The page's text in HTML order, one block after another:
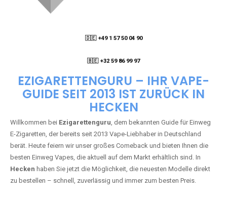
🇩🇪 +49 1 57 50 04 90
05
🇧🇪 +32 59 86 99 97
EZIGARETTENGURU – IHR VAPE-
GUIDE SEIT 2013 IST ZURÜCK IN
HECKEN
Willkommen bei Ezigarettenguru, dem bekannten Guide für Einweg
E-Zigaretten, der bereits seit 2013 Vape-Liebhaber in Deutschland
berät. Heute feiern wir unser großes Comeback und bieten Ihnen die
besten Einweg Vapes, die aktuell auf dem Markt erhältlich sind. In
Hecken haben Sie jetzt die Möglichkeit, die neuesten Modelle direkt
zu bestellen – schnell, zuverlässig und immer zum besten Preis.